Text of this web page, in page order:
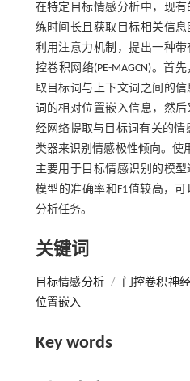
在特定目标情感分析中，现有
练时间长且获取目标相关信息
利用注意力机制，提出一种带
控卷积网络(PE-MAGCN)。首
取目标词与上下文词之间的
词的相对位置嵌入信息，然
经网络提取与目标词有关的情
类器来识别情感极性倾向。使
主要用于目标情感识别的模
模型的准确率和F1值较高，
分析任务。
关键词
目标情感分析 / 门控卷积神
位置嵌入
Key words